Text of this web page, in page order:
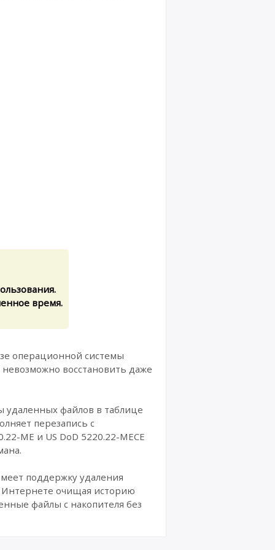
время.
операционной системы
восстановить даже
удаленных файлов в таблице
перезапись с
ME и US DoD 5220.22-MECE
поддержку удаления
очищая историю
файлы с накопителя без